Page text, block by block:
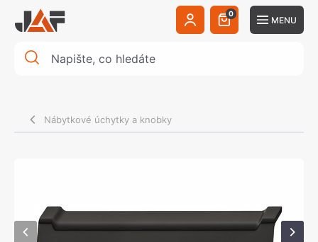
0
MENU
Nábytkové úchytky a knobky